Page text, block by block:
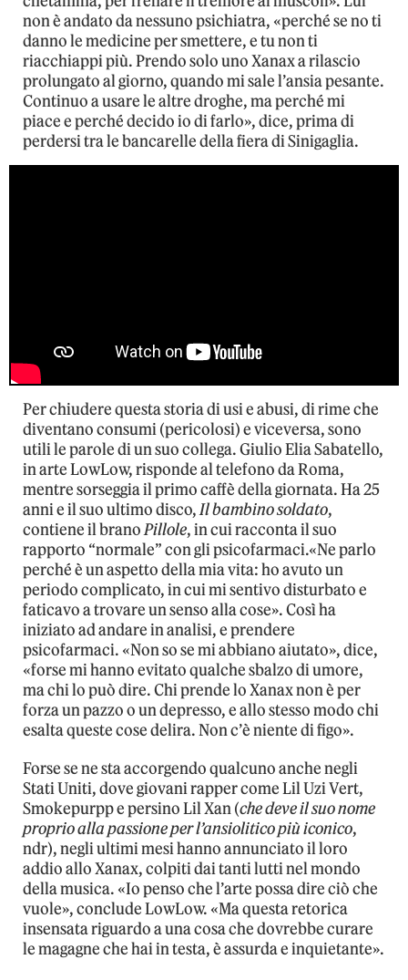
non è andato da nessuno psichiatra, «perché se no ti
danno le medicine per smettere, e tu non ti
riacchiappi più. Prendo solo uno Xanax a rilascio
prolungato al giorno, quando mi sale l’ansia pesante.
Continuo a usare le altre droghe, ma perché mi
piace e perché decido io di farlo», dice, prima di
perdersi tra le bancarelle della fiera di Sinigaglia.
Per chiudere questa storia di usi e abusi, di rime che
diventano consumi (pericolosi) e viceversa, sono
utili le parole di un suo collega. Giulio Elia Sabatello,
in arte LowLow, risponde al telefono da Roma,
mentre sorseggia il primo caffè della giornata. Ha 25
anni e il suo ultimo disco,Il bambino soldato,
contiene il branoPillole, in cui racconta il suo
rapporto “normale” con gli psicofarmaci.«Ne parlo
perché è un aspetto della mia vita: ho avuto un
periodo complicato, in cui mi sentivo disturbato e
faticavo a trovare un senso alla cose». Così ha
iniziato ad andare in analisi, e prendere
psicofarmaci. «Non so se mi abbiano aiutato», dice,
«forse mi hanno evitato qualche sbalzo di umore,
ma chi lo può dire. Chi prende lo Xanax non è per
forza un pazzo o un depresso, e allo stesso modo chi
esalta queste cose delira. Non c’è niente di figo».
Forse se ne sta accorgendo qualcuno anche negli
Stati Uniti, dove giovani rapper come Lil Uzi Vert,
Smokepurpp e persino Lil Xan (che deve il suo nome
proprio alla passione per l’ansiolitico più iconico,
ndr), negli ultimi mesi hanno annunciato il loro
addio allo Xanax, colpiti dai tanti lutti nel mondo
della musica. «Io penso che l’arte possa dire ciò che
vuole», conclude LowLow. «Ma questa retorica
insensata riguardo a una cosa che dovrebbe curare
le magagne che hai in testa, è assurda e inquietante».